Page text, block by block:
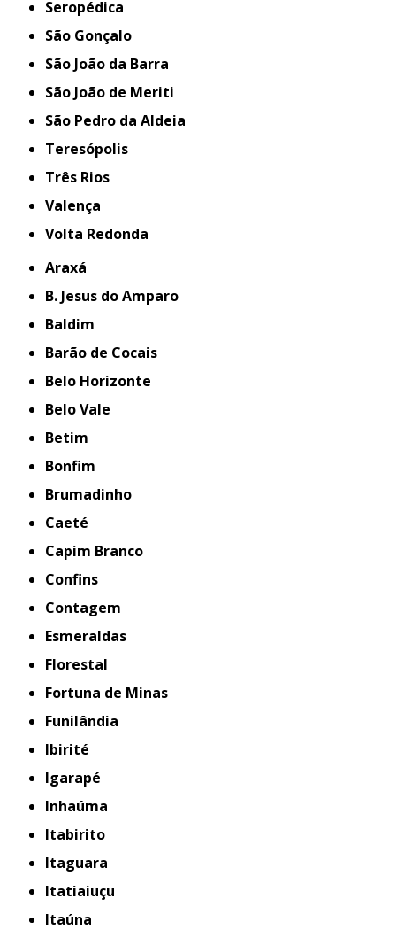
Seropédica
São Gonçalo
São João da Barra
São João de Meriti
São Pedro da Aldeia
Teresópolis
Três Rios
Valença
Volta Redonda
Araxá
B. Jesus do Amparo
Baldim
Barão de Cocais
Belo Horizonte
Belo Vale
Betim
Bonfim
Brumadinho
Caeté
Capim Branco
Confins
Contagem
Esmeraldas
Florestal
Fortuna de Minas
Funilândia
Ibirité
Igarapé
Inhaúma
Itabirito
Itaguara
Itatiaiuçu
Itaúna